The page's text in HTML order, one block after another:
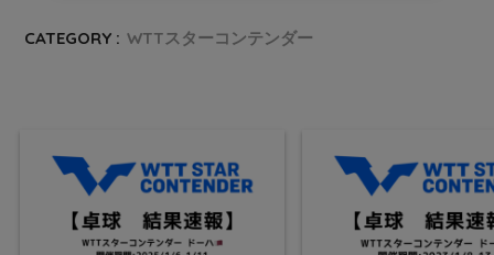
CATEGORY : WTTスターコンテンダー